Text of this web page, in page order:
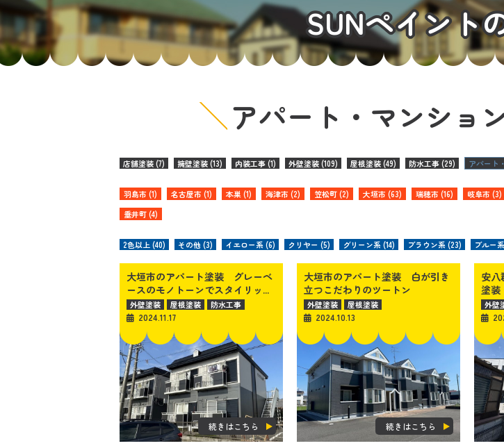
SUNペイント
アパート・マンショ
店舗塗装 (7) 擁壁塗装 (13) 内装工事 (1) 外壁塗装 (109) 屋根塗装 (49) 防水工事 (29) アパート
羽島市 (1) 名古屋市 (1) 本巣 (1) 海津市 (2) 笠松町 (2) 大垣市 (63) 瑞穂市 (16) 岐阜市 (3)
垂井町 (4)
2色以上 (40) その他 (3) イエロー系 (6) クリヤー (5) グリーン系 (14) ブラウン系 (23) ブルー
大垣市のアパート塗装 グレーベ
ースのモノトーンでスタイリッ...
2024.11.17
続きはこちら
外壁塗装 屋根塗装
防水工事
アパート・マンション
大垣市のアパート塗装 白が引き
立つこだわりのツートン
2024.10.13
続きはこちら
外壁塗装
屋根塗装
アパート・マンション
安
塗装
外壁
アパ